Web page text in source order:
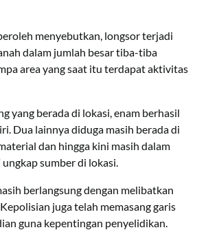
menyebutkan, longsor terjadi
dalam jumlah besar tiba-tiba
area yang saat itu terdapat aktivitas
yang berada di lokasi, enam berhasil
Dua lainnya diduga masih berada di
dan hingga kini masih dalam
ungkap sumber di lokasi.
berlangsung dengan melibatkan
juga telah memasang garis
guna kepentingan penyelidikan.